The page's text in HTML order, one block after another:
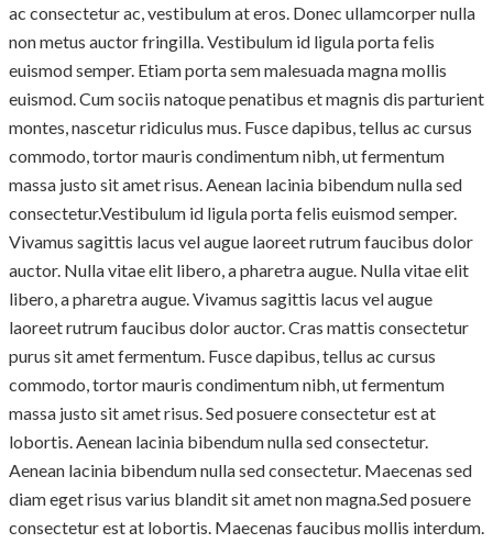
ac consectetur ac, vestibulum at eros. Donec ullamcorper nulla
non metus auctor fringilla. Vestibulum id ligula porta felis
euismod semper. Etiam porta sem malesuada magna mollis
euismod. Cum sociis natoque penatibus et magnis dis parturient
montes, nascetur ridiculus mus. Fusce dapibus, tellus ac cursus
commodo, tortor mauris condimentum nibh, ut fermentum
massa justo sit amet risus. Aenean lacinia bibendum nulla sed
consectetur.Vestibulum id ligula porta felis euismod semper.
Vivamus sagittis lacus vel augue laoreet rutrum faucibus dolor
auctor. Nulla vitae elit libero, a pharetra augue. Nulla vitae elit
libero, a pharetra augue. Vivamus sagittis lacus vel augue
laoreet rutrum faucibus dolor auctor. Cras mattis consectetur
purus sit amet fermentum. Fusce dapibus, tellus ac cursus
commodo, tortor mauris condimentum nibh, ut fermentum
massa justo sit amet risus. Sed posuere consectetur est at
lobortis. Aenean lacinia bibendum nulla sed consectetur.
Aenean lacinia bibendum nulla sed consectetur. Maecenas sed
diam eget risus varius blandit sit amet non magna.Sed posuere
consectetur est at lobortis. Maecenas faucibus mollis interdum.